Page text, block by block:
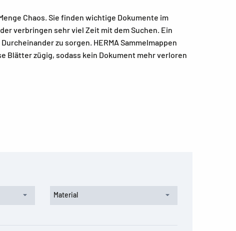
Chaos. Sie finden wichtige Dokumente im
verbringen sehr viel Zeit mit dem Suchen. Ein
zu sorgen. HERMA Sammelmappen
Blätter zügig, sodass kein Dokument mehr verloren
Material